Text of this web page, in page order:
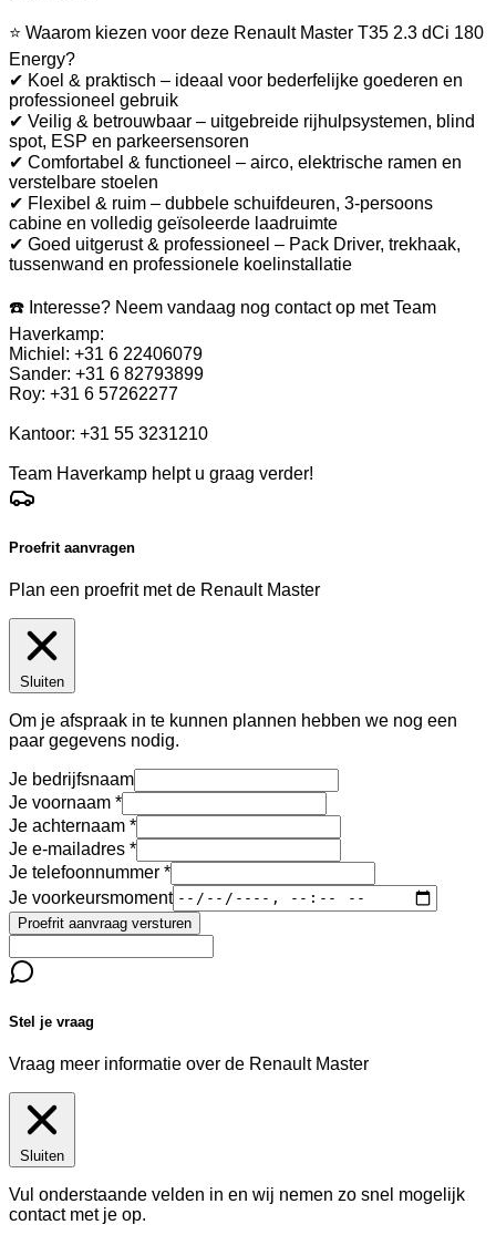
⭐ Waarom kiezen voor deze Renault Master T35 2.3 dCi 180
Energy?
✔ Koel & praktisch – ideaal voor bederfelijke goederen en
professioneel gebruik
✔ Veilig & betrouwbaar – uitgebreide rijhulpsystemen, blind
spot, ESP en parkeersensoren
✔ Comfortabel & functioneel – airco, elektrische ramen en
verstelbare stoelen
✔ Flexibel & ruim – dubbele schuifdeuren, 3-persoons
cabine en volledig geïsoleerde laadruimte
✔ Goed uitgerust & professioneel – Pack Driver, trekhaak,
tussenwand en professionele koelinstallatie
☎️ Interesse? Neem vandaag nog contact op met Team
Haverkamp:
Michiel: +31 6 22406079
Sander: +31 6 82793899
Roy: +31 6 57262277
Kantoor: +31 55 3231210
Team Haverkamp helpt u graag verder!
Proefrit aanvragen
Plan een proefrit met de Renault Master
Sluiten
Om je afspraak in te kunnen plannen hebben we nog een
paar gegevens nodig.
Je bedrijfsnaam
Je voornaam
Je achternaam
Je e-mailadres
Je telefoonnummer
Je voorkeursmoment
Proefrit aanvraag versturen
Stel je vraag
Vraag meer informatie over de Renault Master
Sluiten
Vul onderstaande velden in en wij nemen zo snel mogelijk
contact met je op.